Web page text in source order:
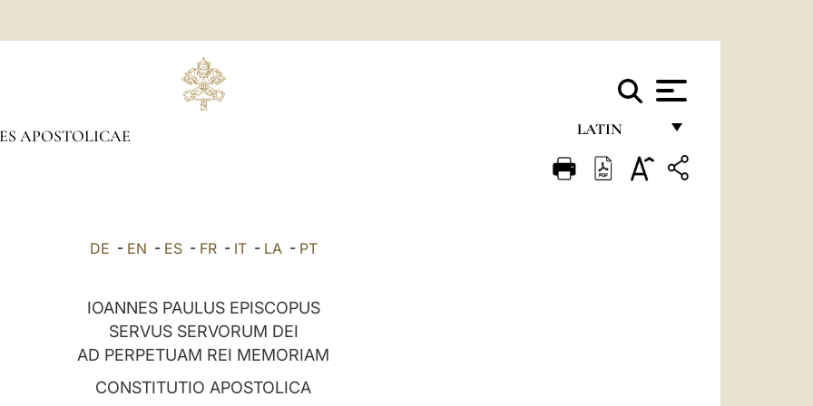
LATIN
FRANÇAIS
APOSTOLICAE
DE - EN - ES- FR- IT- LA- PT
IOANNES PAULUS EPISCOPUS
SERVUS SERVORUM DEI
AD PERPETUAM REI MEMORIAM
CONSTITUTIO APOSTOLICA